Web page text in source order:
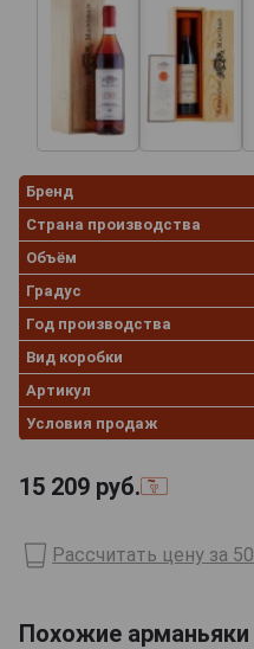
Бренд
Страна производства
Объём
Градус
Год производства
Вид коробки
Артикул
Условия продаж
15 209 руб.
Рассчитать цену за
Похожие арманьяки